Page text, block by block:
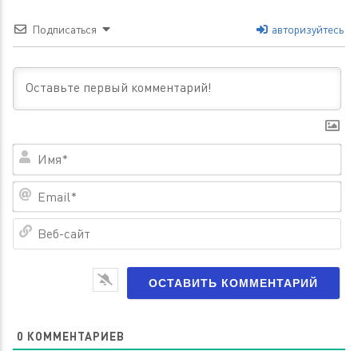
Подписаться авторизуйтесь
0 КОММЕНТАРИЕВ